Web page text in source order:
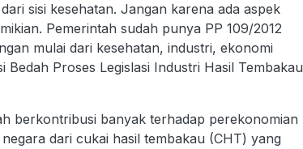
sisi kesehatan. Jangan karena ada aspek
Pemerintah sudah punya PP 109/2012
mulai dari kesehatan, industri, ekonomi
Proses Legislasi Industri Hasil Tembakau
berkontribusi banyak terhadap perekonomian
dari cukai hasil tembakau (CHT) yang